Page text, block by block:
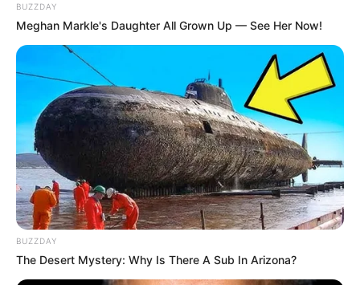
BUZZDAY
Meghan Markle's Daughter All Grown Up — See Her Now!
BUZZDAY
The Desert Mystery: Why Is There A Sub In Arizona?